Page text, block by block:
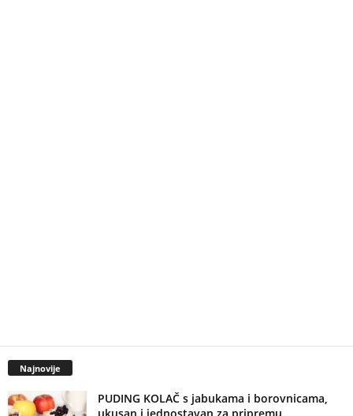
Najnovije
PUDING KOLAČ s jabukama i borovnicama,